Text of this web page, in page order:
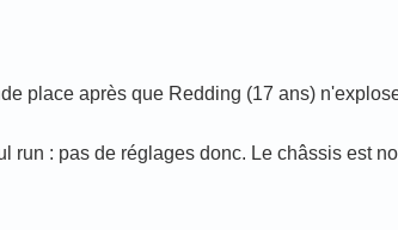
place après que Redding (17 ans)
run : pas de réglages donc. Le châssis est